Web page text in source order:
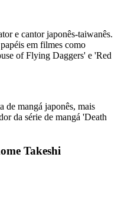
e cantor japonês-taiwanês.
em filmes como
of Flying Daggers' e 'Red
de mangá japonês, mais
da série de mangá 'Death
Takeshi